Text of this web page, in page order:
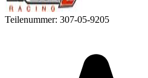
Teilenummer: 307-05-9205